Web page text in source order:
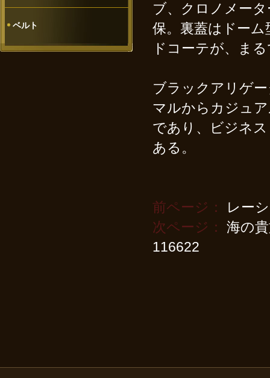
ベルト
ブ、クロノメー
保。裏蓋はドー
ドコーテが、ま
ブラックアリゲ
マルからカジュ
であり、ビジネ
ある。
前ページ：
レー
次ページ：
海の
116622